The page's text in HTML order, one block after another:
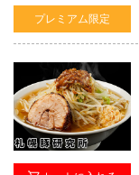
プレミアム限定